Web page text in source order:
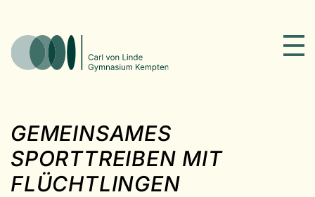
GEMEINSAMES
SPORTTREIBEN MIT
FLÜCHTLINGEN